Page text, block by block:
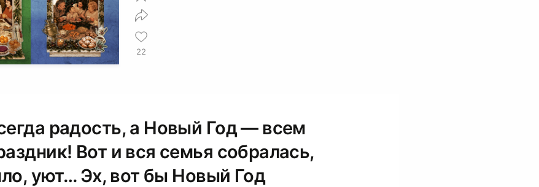
22
радость, а Новый Год — всем
Вот и вся семья собралась,
уют… Эх, вот бы Новый Год